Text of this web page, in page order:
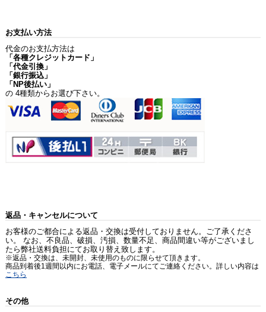
お支払い方法
代金のお支払方法は
「各種クレジットカード」
「代金引換」
「銀行振込」
「NP後払い」
の 4種類からお選び下さい。
返品・キャンセルについて
お客様のご都合による返品・交換は受付しておりません。ご了承くださ
い。 なお、不良品、破損、汚損、数量不足、商品間違い等がございまし
たら弊社送料負担にてお取り替え致します。
※返品・交換は、未開封、未使用のものに限らせて頂きます。
商品到着後1週間以内にお電話、電子メールにてご連絡ください。詳しい内容は
こちら
その他